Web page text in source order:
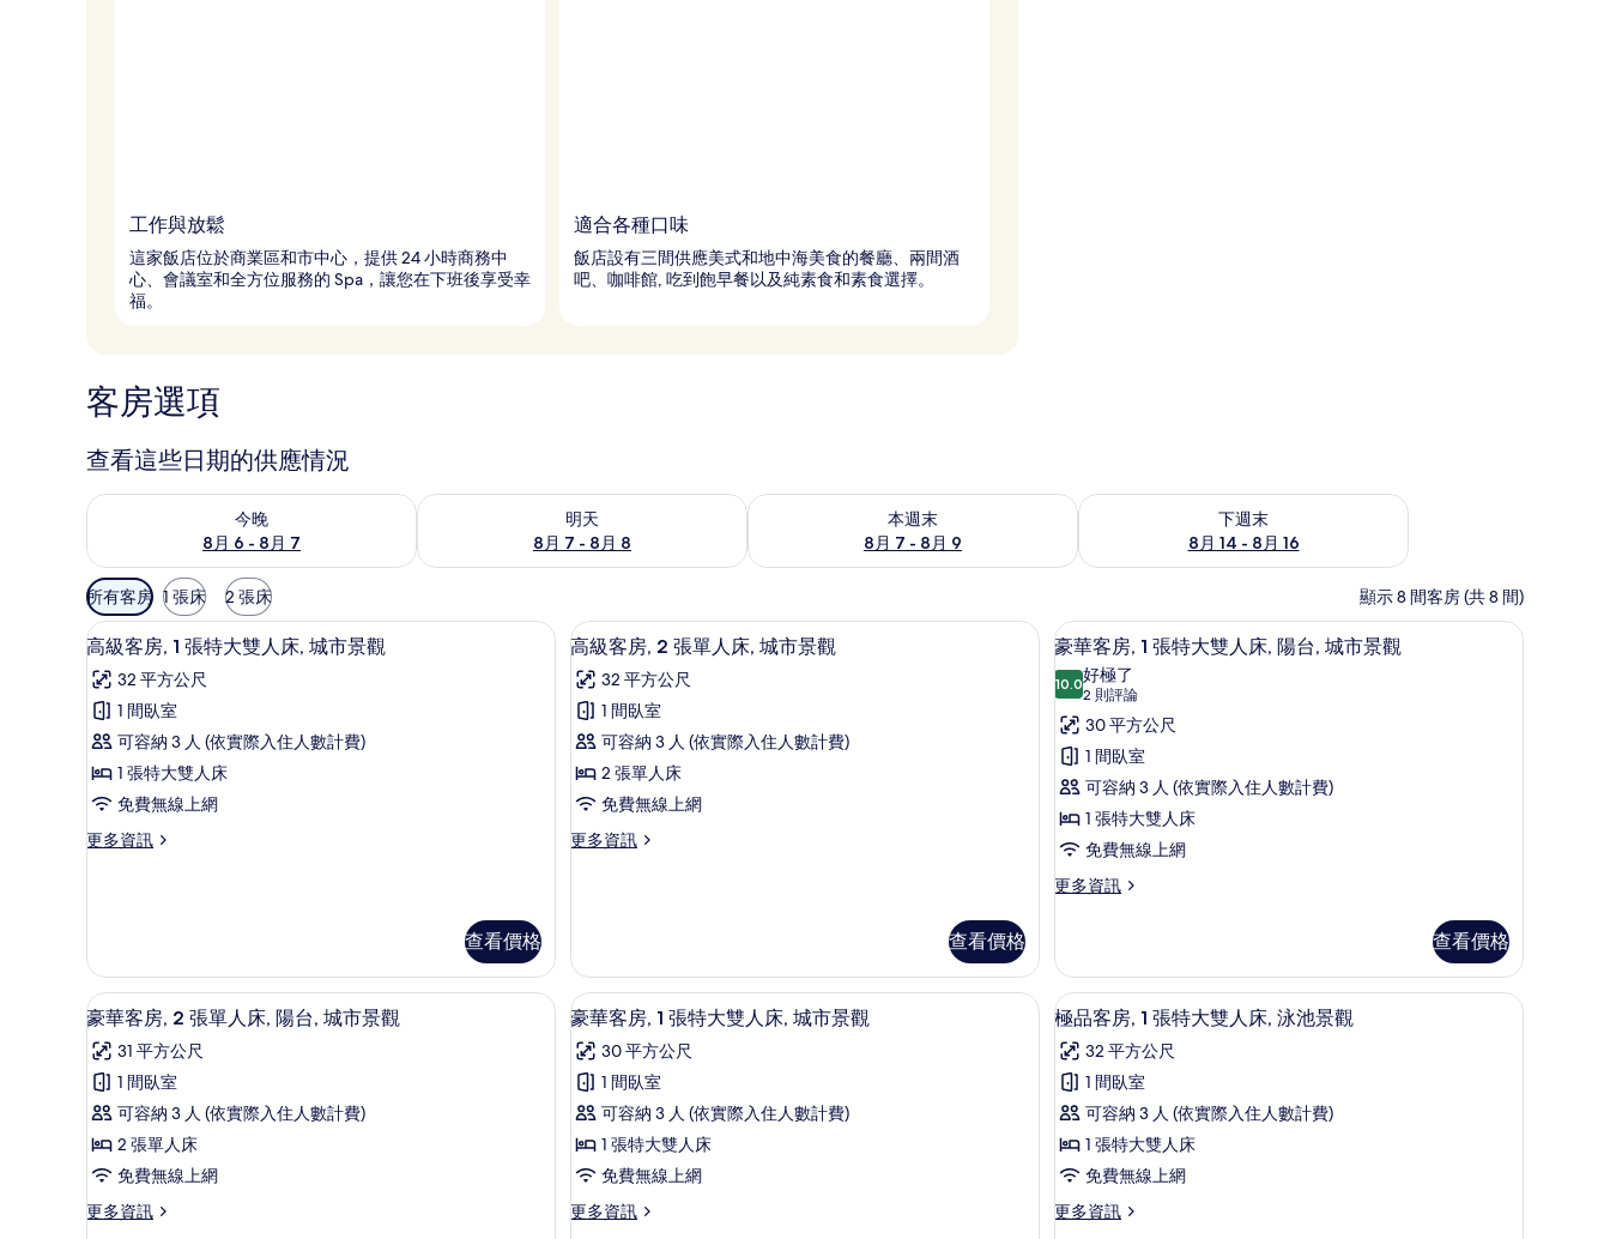
工作與放鬆
這家飯店位於商業區和市中心，提供 24 小時商務中
心、會議室和全方位服務的 Spa，讓您在下班後享受幸
福。
適合各種口味
飯店設有三間供應美式和地中海美食的餐廳、兩間酒
吧、咖啡館, 吃到飽早餐以及純素食和素食選擇。
客房選項
查看這些日期的供應情況
今晚
8月 6 - 8月 7
查看今晚 (8月 6 - 8月 7) 的供應情況
明天
8月 7 - 8月 8
查看明天 (8月 7 - 8月 8) 的供應情況
本週末
8月 7 - 8月 9
查看本週末 (8月 7 - 8月 9) 的供應情況
下週末
8月 14 - 8月 16
查看下週末 (8月 14 - 8月 16) 的供應情況
可
用
的
客
房
篩
選
條
件
所有客房 1 張床 2 張床 顯示 8 間客房 (共 8 間)
顯
示
高
級
客
房,
張
人
床,
城
市
景
觀
的
所
有
高級客房, 1 張特大雙人床, 城市景觀 | 羽絨被、客房內保險箱、書桌、筆電工作空間
9
高級客房, 1 張特大雙人床, 城市景觀
32 平方公尺
1 間臥室
可容納 3 人 (依實際入住人數計費)
1 張特大雙人床
免費無線上網
更多資訊
更
1
張
特
大
雙
人
床,
城
市
觀
的
詳
查看價格
顯
示
高
級
客
房,
張
城
市
景
觀
的
所
有
相
片
高級客房, 2 張單人床, 城市景觀 | 羽絨被、客房內保險箱、書桌、筆電工作空間
9
高級客房, 2 張單人床, 城市景觀
32 平方公尺
1 間臥室
可容納 3 人 (依實際入住人數計費)
2 張單人床
免費無線上網
更多資訊
更
2
張
單
人
床,
城
市
景
觀
詳
情
查看價格
顯
示
豪
華
客
房,
1
張
特
人
床,
陽
台,
城
市
景
觀
的
豪華客房, 1 張特大雙人床, 陽台, 城市景觀 |
10
豪華客房, 1 張特大雙人床, 陽台, 城市景觀
10.010.0 分，滿分 10 分
好極了
2 則評論
(2
則
評
論)
30 平方公尺
1 間臥室
可容納 3 人 (依實際入住人數計費)
1 張特大雙人床
免費無線上網
更多資訊
更
客
房,
1
特
大
雙
人
床,
陽
台,
城
查看價格
顯
示
豪
華
客
房,
張
豪華客房, 2 張單人床, 陽台, 城市景觀 | 羽絨被、客房內保險箱、書桌、筆電工作空間
8
豪華客房, 2 張單人床, 陽台, 城市景觀
31 平方公尺
1 間臥室
可容納 3 人 (依實際入住人數計費)
2 張單人床
免費無線上網
更多資訊
更
顯
示
豪
華
客
房,
張
豪華客房, 1 張特大雙人床, 城市景觀 | 羽絨被、客房內保險箱、書桌、筆電工作空間
7
豪華客房, 1 張特大雙人床, 城市景觀
30 平方公尺
1 間臥室
可容納 3 人 (依實際入住人數計費)
1 張特大雙人床
免費無線上網
更多資訊
更
顯
示
極
品
客
房,
張
極品客房, 1 張特大雙人床, 泳池景觀 | 羽絨被
9
極品客房, 1 張特大雙人床, 泳池景觀
32 平方公尺
1 間臥室
可容納 3 人 (依實際入住人數計費)
1 張特大雙人床
免費無線上網
更多資訊
更